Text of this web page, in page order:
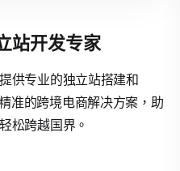
站开发专家
供专业的独立站搭建和
准的跨境电商解决方案，助
松跨越国界。